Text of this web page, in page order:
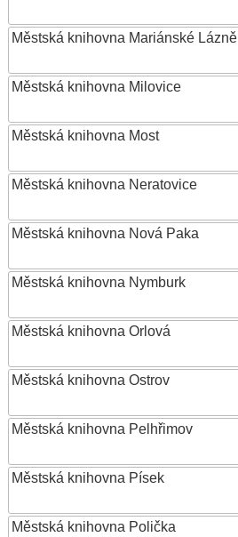
Městská knihovna Mariánské Lázně
Městská knihovna Milovice
Městská knihovna Most
Městská knihovna Neratovice
Městská knihovna Nová Paka
Městská knihovna Nymburk
Městská knihovna Orlová
Městská knihovna Ostrov
Městská knihovna Pelhřimov
Městská knihovna Písek
Městská knihovna Polička